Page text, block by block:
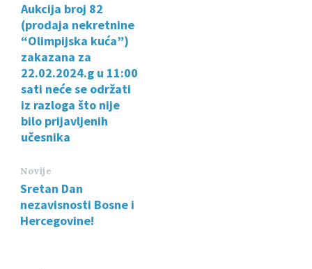
Aukcija broj 82
(prodaja nekretnine
“Olimpijska kuća”)
zakazana za
22.02.2024.g u 11:00
sati neće se održati
iz razloga što nije
bilo prijavljenih
učesnika
Novije
Sretan Dan
nezavisnosti Bosne i
Hercegovine!